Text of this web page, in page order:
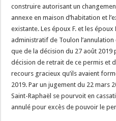
construire autorisant un
annexe en maison d’habitation et
existante. Les époux F. et les
administratif de Toulon
que de la décision du 27 août
décision de retrait de ce permis et
recours gracieux qu’ils avaient
2019. Par un jugement du 22 mars
Saint-Raphaël se pourvoit en
annulé pour excès de pouvoir le